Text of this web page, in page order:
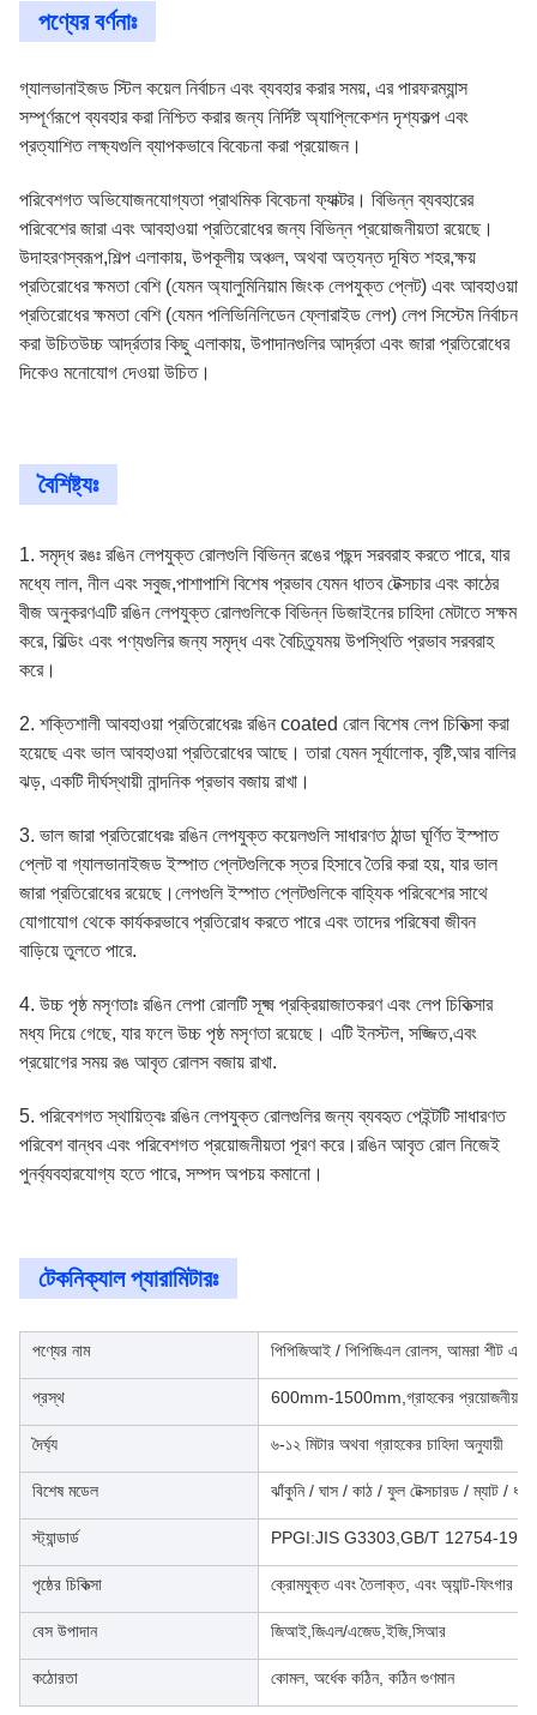
পণ্যের বর্ণনাঃ
গ্যালভানাইজড স্টিল কয়েল নির্বাচন এবং ব্যবহার করার সময়, এর পারফরম্যান্স
সম্পূর্ণরূপে ব্যবহার করা নিশ্চিত করার জন্য নির্দিষ্ট অ্যাপ্লিকেশন দৃশ্যকল্প এবং
প্রত্যাশিত লক্ষ্যগুলি ব্যাপকভাবে বিবেচনা করা প্রয়োজন।
পরিবেশগত অভিযোজনযোগ্যতা প্রাথমিক বিবেচনা ফ্যাক্টর। বিভিন্ন ব্যবহারের
পরিবেশের জারা এবং আবহাওয়া প্রতিরোধের জন্য বিভিন্ন প্রয়োজনীয়তা রয়েছে।
উদাহরণস্বরূপ,শিল্প এলাকায়, উপকূলীয় অঞ্চল, অথবা অত্যন্ত দূষিত শহর,ক্ষয়
প্রতিরোধের ক্ষমতা বেশি (যেমন অ্যালুমিনিয়াম জিংক লেপযুক্ত প্লেট) এবং আবহাওয়া
প্রতিরোধের ক্ষমতা বেশি (যেমন পলিভিনিলিডেন ফ্লোরাইড লেপ) লেপ সিস্টেম নির্বাচন
করা উচিতউচ্চ আর্দ্রতার কিছু এলাকায়, উপাদানগুলির আর্দ্রতা এবং জারা প্রতিরোধের
দিকেও মনোযোগ দেওয়া উচিত।
বৈশিষ্ট্যঃ
1. সমৃদ্ধ রঙঃ রঙিন লেপযুক্ত রোলগুলি বিভিন্ন রঙের পছন্দ সরবরাহ করতে পারে, যার
মধ্যে লাল, নীল এবং সবুজ,পাশাপাশি বিশেষ প্রভাব যেমন ধাতব টেক্সচার এবং কাঠের
বীজ অনুকরণএটি রঙিন লেপযুক্ত রোলগুলিকে বিভিন্ন ডিজাইনের চাহিদা মেটাতে সক্ষম
করে, বিল্ডিং এবং পণ্যগুলির জন্য সমৃদ্ধ এবং বৈচিত্র্যময় উপস্থিতি প্রভাব সরবরাহ
করে।
2. শক্তিশালী আবহাওয়া প্রতিরোধেরঃ রঙিন coated রোল বিশেষ লেপ চিকিত্সা করা
হয়েছে এবং ভাল আবহাওয়া প্রতিরোধের আছে। তারা যেমন সূর্যালোক, বৃষ্টি,আর বালির
ঝড়, একটি দীর্ঘস্থায়ী নান্দনিক প্রভাব বজায় রাখা।
3. ভাল জারা প্রতিরোধেরঃ রঙিন লেপযুক্ত কয়েলগুলি সাধারণত ঠান্ডা ঘূর্ণিত ইস্পাত
প্লেট বা গ্যালভানাইজড ইস্পাত প্লেটগুলিকে স্তর হিসাবে তৈরি করা হয়, যার ভাল
জারা প্রতিরোধের রয়েছে।লেপগুলি ইস্পাত প্লেটগুলিকে বাহ্যিক পরিবেশের সাথে
যোগাযোগ থেকে কার্যকরভাবে প্রতিরোধ করতে পারে এবং তাদের পরিষেবা জীবন
বাড়িয়ে তুলতে পারে.
4. উচ্চ পৃষ্ঠ মসৃণতাঃ রঙিন লেপা রোলটি সূক্ষ্ম প্রক্রিয়াজাতকরণ এবং লেপ চিকিত্সার
মধ্য দিয়ে গেছে, যার ফলে উচ্চ পৃষ্ঠ মসৃণতা রয়েছে। এটি ইনস্টল, সজ্জিত,এবং
প্রয়োগের সময় রঙ আবৃত রোলস বজায় রাখা.
5. পরিবেশগত স্থায়িত্বঃ রঙিন লেপযুক্ত রোলগুলির জন্য ব্যবহৃত পেইন্টটি সাধারণত
পরিবেশ বান্ধব এবং পরিবেশগত প্রয়োজনীয়তা পূরণ করে।রঙিন আবৃত রোল নিজেই
পুনর্ব্যবহারযোগ্য হতে পারে, সম্পদ অপচয় কমানো।
টেকনিক্যাল প্যারামিটারঃ
পণ্যের নাম পিপিজিআই / পিপিজিএল রোলস, আমরা শীট এবং
প্রস্থ 600mm-1500mm,গ্রাহকের প্রয়োজনীয়তা
দৈর্ঘ্য ৬-১২ মিটার অথবা গ্রাহকের চাহিদা অনুযায়ী
বিশেষ মডেল ঝাঁকুনি / ঘাস / কাঠ / ফুল টেক্সচারড / ম্যাট /
স্ট্যান্ডার্ড PPGI:JIS G3303,GB/T 12754-
পৃষ্ঠের চিকিত্সা ক্রোমযুক্ত এবং তৈলাক্ত, এবং অ্যান্ট-ফিংগার
বেস উপাদান জিআই,জিএল/এজেড,ইজি,সিআর
কঠোরতা কোমল, অর্ধেক কঠিন, কঠিন গুণমান